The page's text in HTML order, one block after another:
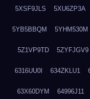
5XSF9JLS 5XU6ZP3A
5YB5BBQM 5YHM530M
5Z1VP9TD 5ZYFJGV9
6316UU0I 634ZKLU1
63X60DYM 64996J11